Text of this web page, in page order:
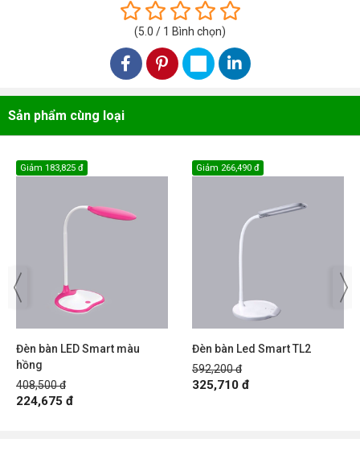
(5.0 / 1 Bình chọn)
Sản phẩm cùng loại
Đèn bàn LED Smart màu
hồng
408,500 đ
Giảm 183,825 đ
224,675 đ
Đèn bàn Led Smart TL2
592,200 đ
Giảm 266,490 đ
325,710 đ